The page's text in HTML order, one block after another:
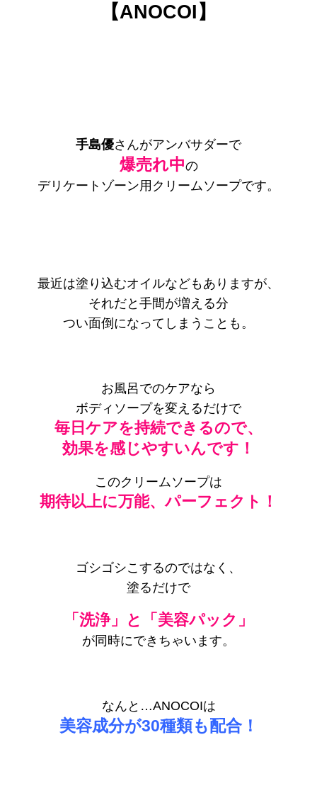
【ANOCOI】
手島優さんがアンバサダーで
爆売れ中の
デリケートゾーン用クリームソープです。
最近は塗り込むオイルなどもありますが、
それだと手間が増える分
つい面倒になってしまうことも。
お風呂でのケアなら
ボディソープを変えるだけで
毎日ケアを持続できるので、
効果を感じやすいんです！
このクリームソープは
期待以上に万能、パーフェクト！
ゴシゴシこするのではなく、
塗るだけで
「洗浄」と「美容パック」
が同時にできちゃいます。
なんと…ANOCOIは
美容成分が30種類も配合！